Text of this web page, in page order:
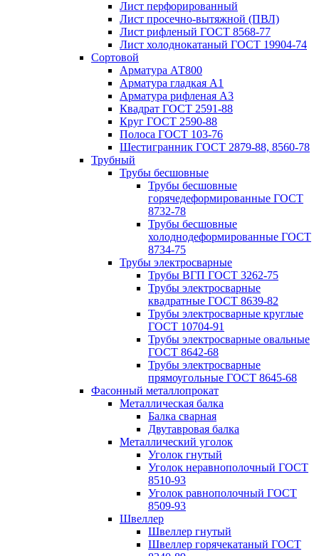
Лист перфорированный
Лист просечно-вытяжной (ПВЛ)
Лист рифленый ГОСТ 8568-77
Лист холоднокатаный ГОСТ 19904-74
Сортовой
Арматура АТ800
Арматура гладкая А1
Арматура рифленая А3
Квадрат ГОСТ 2591-88
Круг ГОСТ 2590-88
Полоса ГОСТ 103-76
Шестигранник ГОСТ 2879-88, 8560-78
Трубный
Трубы бесшовные
Трубы бесшовные
горячедеформированные ГОСТ
8732-78
Трубы бесшовные
холоднодеформированные ГОСТ
8734-75
Трубы электросварные
Трубы ВГП ГОСТ 3262-75
Трубы электросварные
квадратные ГОСТ 8639-82
Трубы электросварные круглые
ГОСТ 10704-91
Трубы электросварные овальные
ГОСТ 8642-68
Трубы электросварные
прямоугольные ГОСТ 8645-68
Фасонный металлопрокат
Металлическая балка
Балка сварная
Двутавровая балка
Металлический уголок
Уголок гнутый
Уголок неравнополочный ГОСТ
8510-93
Уголок равнополочный ГОСТ
8509-93
Швеллер
Швеллер гнутый
Швеллер горячекатаный ГОСТ